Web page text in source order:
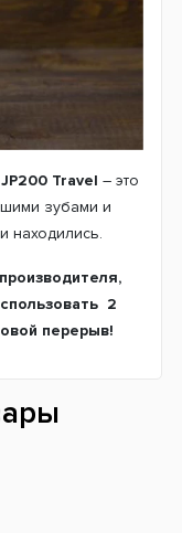
Travel – это
зубами и
находились.
2
перерыв!